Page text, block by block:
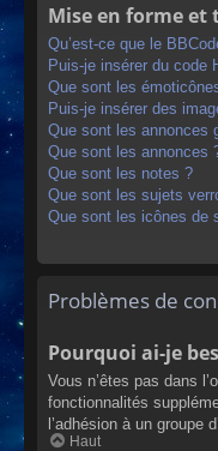
Mise en forme et
Qu’est-ce que le
Puis-je insérer du code
Que sont les
Puis-je insérer des
Que sont les annonces
Que sont les annonces
Que sont les notes ?
Que sont les sujets
Que sont les icônes de
Problèmes de
Pourquoi ai-je
Vous n’êtes pas dans
fonctionnalités
l’adhésion à un groupe
Haut